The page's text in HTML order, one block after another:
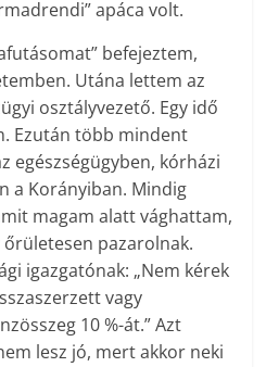
apáca volt.
befejeztem,
Utána lettem az
osztályvezető. Egy idő
Ezután több mindent
egészségügyben, kórházi
a Korányiban. Mindig
magam alatt vághattam,
pazarolnak.
igazgatónak: „Nem kérek
vagy
10 %-át.” Azt
lesz jó, mert akkor neki